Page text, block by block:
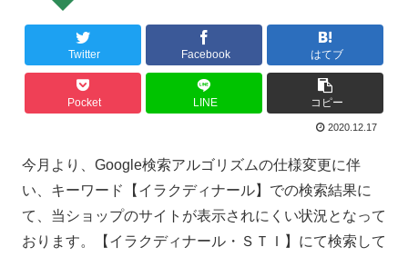
Twitter Facebook はてブ
Pocket LINE コピー
2020.12.17
今月より、Google検索アルゴリズムの仕様変更に伴
い、キーワード【イラクディナール】での検索結果に
て、当ショップのサイトが表示されにくい状況となって
おります。【イラクディナール・ＳＴＩ】にて検索して